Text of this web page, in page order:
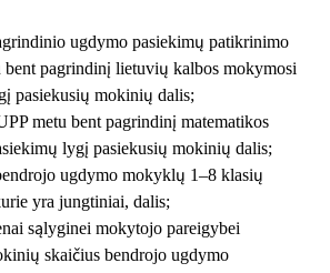
ugdymo pasiekimų patikrinimo
bent pagrindinį lietuvių kalbos mokymosi
pasiekusių mokinių dalis;
metu bent pagrindinį matematikos
lygį pasiekusių mokinių dalis;
ugdymo mokyklų 1–8 klasių
yra jungtiniai, dalis;
sąlyginei mokytojo pareigybei
skaičius bendrojo ugdymo